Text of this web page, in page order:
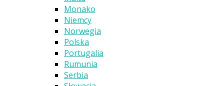
Monako
Niemcy
Norwegia
Polska
Portugalia
Rumunia
Serbia